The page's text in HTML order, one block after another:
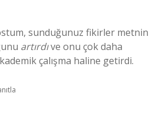
sunduğunuz fikirler metnin
artırdıve onu çok daha
çalışma haline getirdi.